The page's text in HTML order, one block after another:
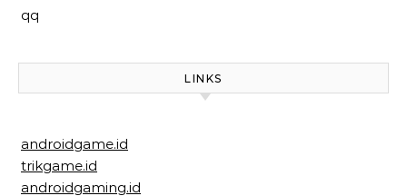
qq
LINKS
androidgame.id
trikgame.id
androidgaming.id